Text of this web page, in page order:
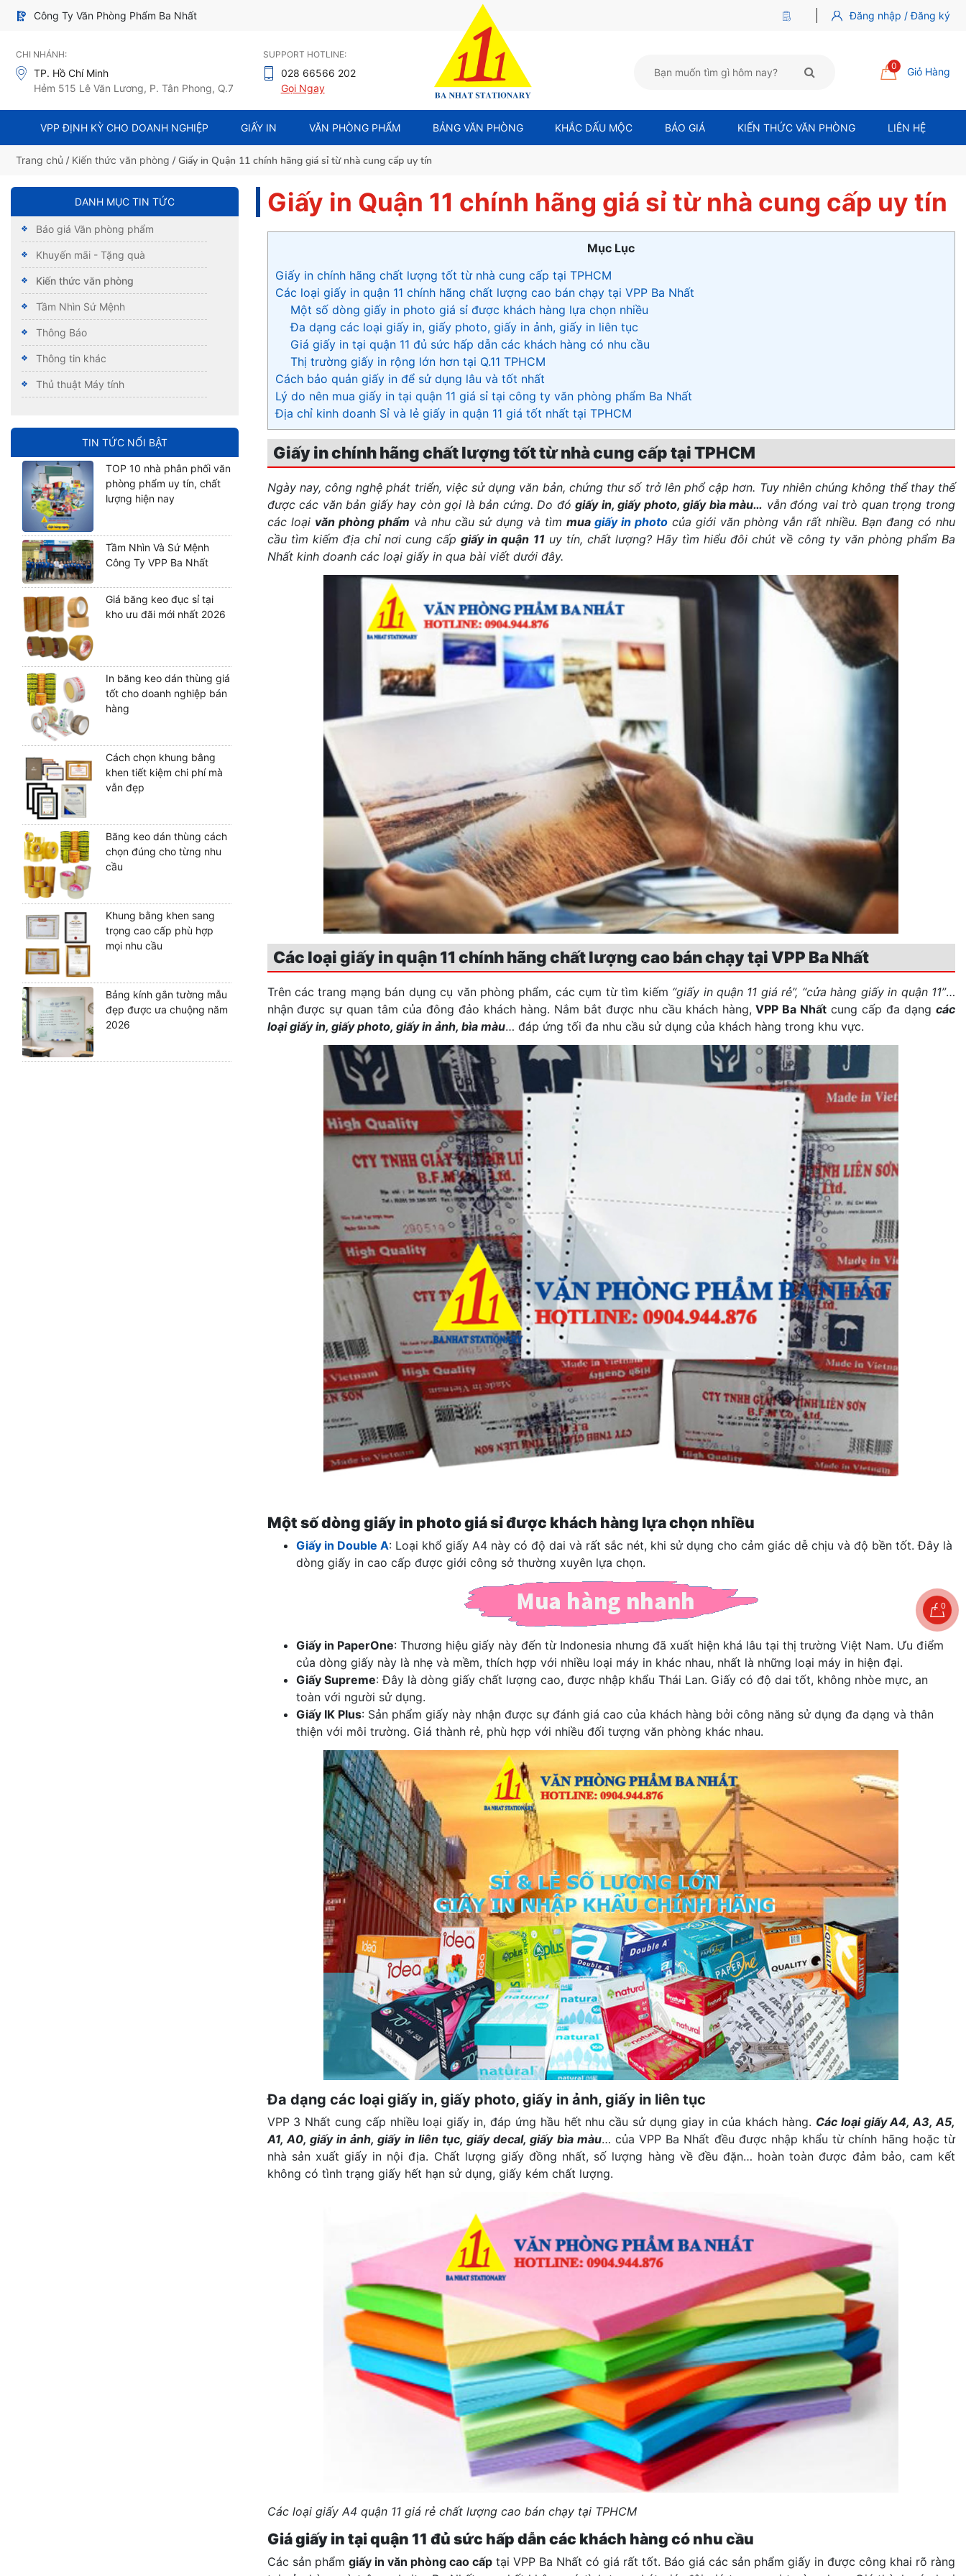
Công Ty Văn Phòng Phẩm Ba Nhất Đăng nhập / Đăng ký
CHI NHÁNH:
TP. Hồ Chí Minh
Hẻm 515 Lê Văn Lương, P. Tân Phong, Q.7
SUPPORT HOTLINE:
028 66566 202
Gọi Ngay
0 Giỏ Hàng
VPP ĐỊNH KỲ CHO DOANH NGHIỆP GIẤY IN VĂN PHÒNG PHẨM BẢNG VĂN PHÒNG KHẮC DẤU MỘC BÁO GIÁ KIẾN THỨC VĂN PHÒNG LIÊN HỆ
Trang chủ / Kiến thức văn phòng / Giấy in Quận 11 chính hãng giá sỉ từ nhà cung cấp uy tín
DANH MỤC TIN TỨC
Báo giá Văn phòng phẩm
Khuyến mãi - Tặng quà
Kiến thức văn phòng
Tầm Nhìn Sứ Mệnh
Thông Báo
Thông tin khác
Thủ thuật Máy tính
TIN TỨC NỔI BẬT
TOP 10 nhà phân phối văn
phòng phẩm uy tín, chất
lượng hiện nay
Tầm Nhìn Và Sứ Mệnh
Công Ty VPP Ba Nhất
Giá băng keo đục sỉ tại
kho ưu đãi mới nhất 2026
In băng keo dán thùng giá
tốt cho doanh nghiệp bán
hàng
Cách chọn khung bằng
khen tiết kiệm chi phí mà
vẫn đẹp
Băng keo dán thùng cách
chọn đúng cho từng nhu
cầu
Khung bằng khen sang
trọng cao cấp phù hợp
mọi nhu cầu
Bảng kính gắn tường mẫu
đẹp được ưa chuộng năm
2026
Giấy in Quận 11 chính hãng giá sỉ từ nhà cung cấp uy tín
Mục Lục
Giấy in chính hãng chất lượng tốt từ nhà cung cấp tại TPHCM
Các loại giấy in quận 11 chính hãng chất lượng cao bán chạy tại VPP Ba Nhất
Một số dòng giấy in photo giá sỉ được khách hàng lựa chọn nhiều
Đa dạng các loại giấy in, giấy photo, giấy in ảnh, giấy in liên tục
Giá giấy in tại quận 11 đủ sức hấp dẫn các khách hàng có nhu cầu
Thị trường giấy in rộng lớn hơn tại Q.11 TPHCM
Cách bảo quản giấy in để sử dụng lâu và tốt nhất
Lý do nên mua giấy in tại quận 11 giá sỉ tại công ty văn phòng phẩm Ba Nhất
Địa chỉ kinh doanh Sỉ và lẻ giấy in quận 11 giá tốt nhất tại TPHCM
Giấy in chính hãng chất lượng tốt từ nhà cung cấp tại TPHCM
Ngày nay, công nghệ phát triển, việc sử dụng văn bản, chứng thư số trở lên phổ cập hơn. Tuy nhiên chúng không thể thay thế
được các văn bản giấy hay còn gọi là bản cứng. Do đógiấy in, giấy photo, giấy bìa màu… vẫn đóng vai trò quan trọng trong
các loại văn phòng phẩm và nhu cầu sử dụng và tìm mua giấy in photocủa giới văn phòng vẫn rất nhiều. Bạn đang có nhu
cầu tìm kiếm địa chỉ nơi cung cấpgiấy in quận 11 uy tín, chất lượng? Hãy tìm hiểu đôi chút về công ty văn phòng phẩm Ba
Nhất kinh doanh các loại giấy in qua bài viết dưới đây.
Các loại giấy in quận 11 chính hãng chất lượng cao bán chạy tại VPP Ba Nhất
Trên các trang mạng bán dụng cụ văn phòng phẩm, các cụm từ tìm kiếm “giấy in quận 11 giá rẻ”, “cửa hàng giấy in quận 11”…
nhận được sự quan tâm của đông đảo khách hàng. Nắm bắt được nhu cầu khách hàng,VPP Ba Nhất cung cấp đa dạng các
loại giấy in, giấy photo, giấy in ảnh, bìa màu… đáp ứng tối đa nhu cầu sử dụng của khách hàng trong khu vực.
Một số dòng giấy in photo giá sỉ được khách hàng lựa chọn nhiều
Giấy in Double A: Loại khổ giấy A4 này có độ dai và rất sắc nét, khi sử dụng cho cảm giác dễ chịu và độ bền tốt. Đây là
dòng giấy in cao cấp được giới công sở thường xuyên lựa chọn.
Giấy in PaperOne: Thương hiệu giấy này đến từ Indonesia nhưng đã xuất hiện khá lâu tại thị trường Việt Nam. Ưu điểm
của dòng giấy này là nhẹ và mềm, thích hợp với nhiều loại máy in khác nhau, nhất là những loại máy in hiện đại.
Giấy Supreme: Đây là dòng giấy chất lượng cao, được nhập khẩu Thái Lan. Giấy có độ dai tốt, không nhòe mực, an
toàn với người sử dụng.
Giấy IK Plus: Sản phẩm giấy này nhận được sự đánh giá cao của khách hàng bởi công năng sử dụng đa dạng và thân
thiện với môi trường. Giá thành rẻ, phù hợp với nhiều đối tượng văn phòng khác nhau.
Đa dạng các loại giấy in, giấy photo, giấy in ảnh, giấy in liên tục
VPP 3 Nhất cung cấp nhiều loại giấy in, đáp ứng hầu hết nhu cầu sử dụng giay in của khách hàng. Các loại giấy A4, A3, A5,
A1, A0, giấy in ảnh, giấy in liên tục, giấy decal, giấy bìa màu… của VPP Ba Nhất đều được nhập khẩu từ chính hãng hoặc từ
nhà sản xuất giấy in nội địa. Chất lượng giấy đồng nhất, số lượng hàng về đều đặn… hoàn toàn được đảm bảo, cam kết
không có tình trạng giấy hết hạn sử dụng, giấy kém chất lượng.
Các loại giấy A4 quận 11 giá rẻ chất lượng cao bán chạy tại TPHCM
Giá giấy in tại quận 11 đủ sức hấp dẫn các khách hàng có nhu cầu
Các sản phẩm giấy in văn phòng cao cấptại VPP Ba Nhất có giá rất tốt. Báo giá các sản phẩm giấy in được công khai rõ ràng
0